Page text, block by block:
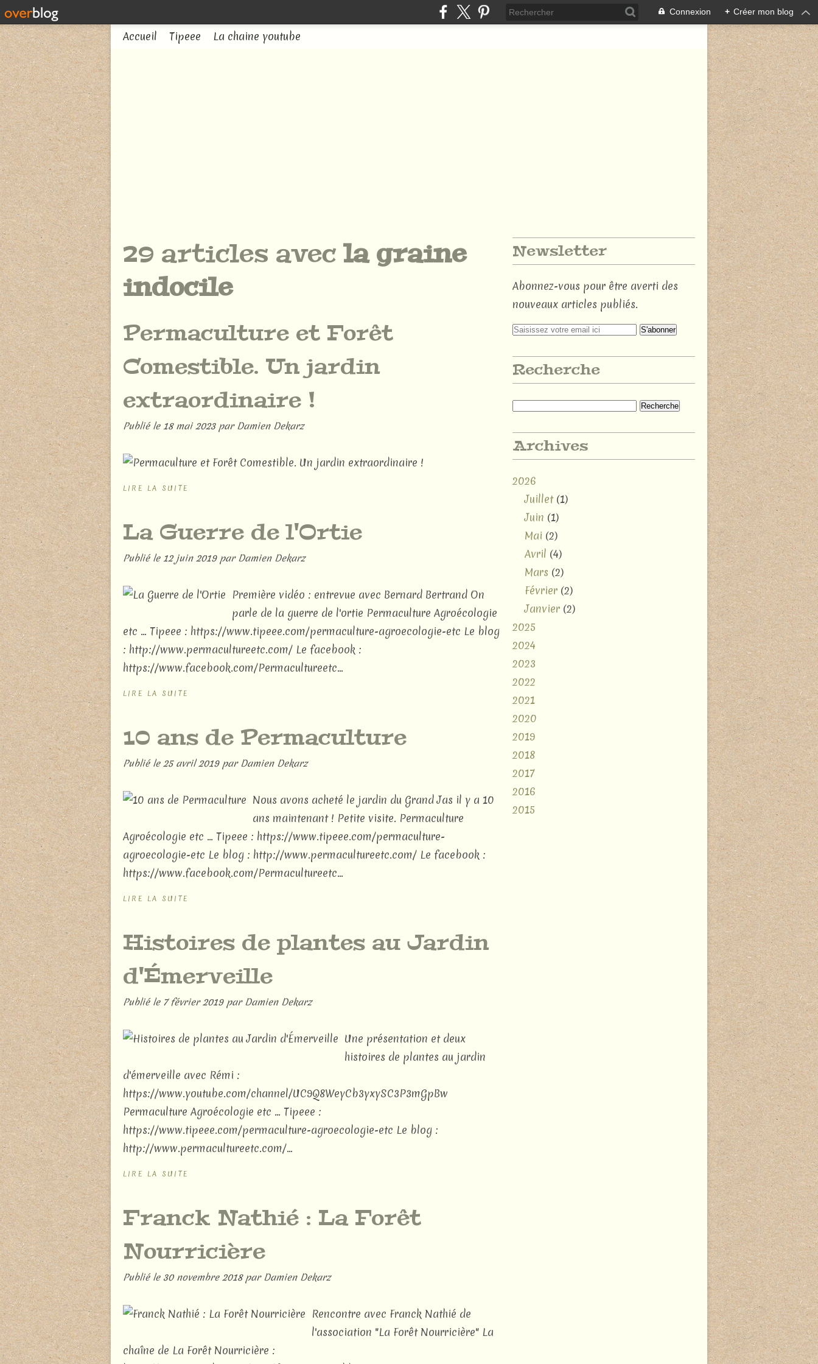
Connexion + Créer mon blog
Accueil Tipeee La chaine youtube
29 articles avecla graine
indocile
Permaculture et Forêt
Comestible. Un jardin
extraordinaire !
Publié le 18 mai 2023 par Damien Dekarz
LIRE LA SUITE
La Guerre de l'Ortie
Publié le 12 juin 2019 par Damien Dekarz
Première vidéo : entrevue avec Bernard Bertrand On
parle de la guerre de l'ortie Permaculture Agroécologie
etc ... Tipeee : https://www.tipeee.com/permaculture-agroecologie-etc Le blog
: http://www.permacultureetc.com/ Le facebook :
https://www.facebook.com/Permacultureetc...
LIRE LA SUITE
10 ans de Permaculture
Publié le25 avril 2019 par Damien Dekarz
Nous avons acheté le jardin du Grand Jas il y a 10
ans maintenant ! Petite visite. Permaculture
Agroécologie etc ... Tipeee : https://www.tipeee.com/permaculture-
agroecologie-etc Le blog : http://www.permacultureetc.com/ Le facebook :
https://www.facebook.com/Permacultureetc...
LIRE LA SUITE
Histoires de plantes au Jardin
d'Émerveille
Publié le 7 février 2019 par Damien Dekarz
Une présentation et deux
histoires de plantes au jardin
d'émerveille avec Rémi :
https://www.youtube.com/channel/UC9Q8WeyCb3yxySC3P3mGpBw
Permaculture Agroécologie etc ... Tipeee :
https://www.tipeee.com/permaculture-agroecologie-etc Le blog :
http://www.permacultureetc.com/...
LIRE LA SUITE
Franck Nathié : La Forêt
Nourricière
Publié le 30 novembre 2018par Damien Dekarz
Rencontre avec Franck Nathié de
l'association "La Forêt Nourricière" La
chaîne de La Forêt Nourricière :
Newsletter
Abonnez-vous pour être averti des
nouveaux articles publiés.
Recherche
Archives
2026
Juillet(1)
Juin (1)
Mai (2)
Avril (4)
Mars (2)
Février (2)
Janvier (2)
2025
2024
2023
2022
2021
2020
2019
2018
2017
2016
2015